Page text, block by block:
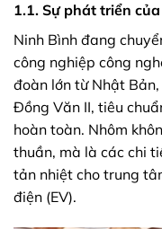
1.1. Sự phát triển
Ninh Bình đang
công nghiệp công
đoàn lớn từ Nhật
Đồng Văn II, tiêu
hoàn toàn. Nhôm
thuần, mà là các chi
tản nhiệt cho trung
điện (EV).